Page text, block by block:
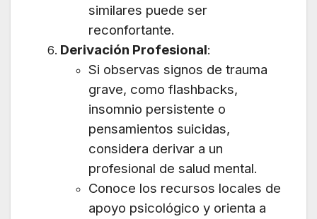
similares puede ser
reconfortante.
Derivación Profesional:
Si observas signos de trauma
grave, como flashbacks,
insomnio persistente o
pensamientos suicidas,
considera derivar a un
profesional de salud mental.
Conoce los recursos locales de
apoyo psicológico y orienta a